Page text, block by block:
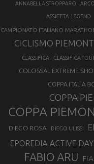
ANNABELLA STROPPARO ARCO
ASSIETTA LEGEND
CAMPIONATO ITALIANO
CICLISMO
CLASSIFICA CLASSIFICA
COLOSSAL EXTREME
COPPA ITALIA
COPPA
COPPA
DIEGO ROSA DIEGO ULISSI
EPOREDIA ACTIVE
FABIO ARU